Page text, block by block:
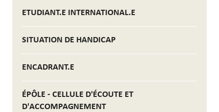
ETUDIANT.E INTERNATIONAL.E
SITUATION DE HANDICAP
ENCADRANT.E
ÉPÔLE - CELLULE D'ÉCOUTE ET
D'ACCOMPAGNEMENT